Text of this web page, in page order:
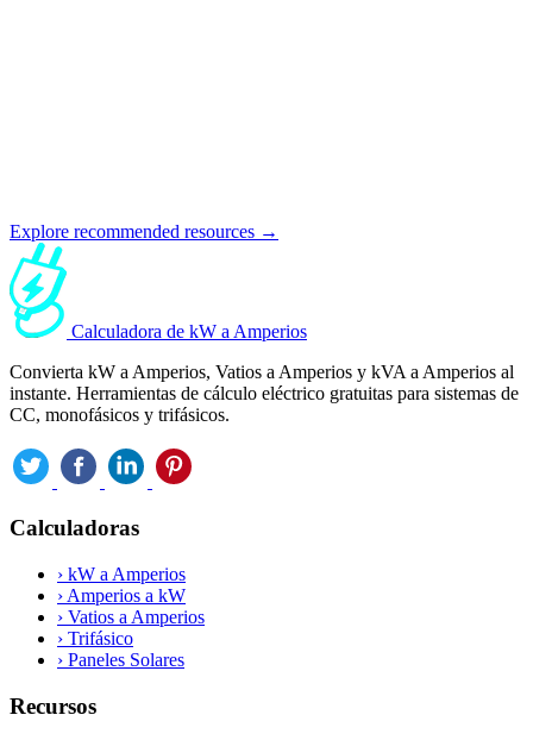
Explore recommended resources →
Calculadora de kW a Amperios
Convierta kW a Amperios, Vatios a Amperios y kVA a Amperios al
instante. Herramientas de cálculo eléctrico gratuitas para sistemas de
CC, monofásicos y trifásicos.
Calculadoras
› kW a Amperios
› Amperios a kW
› Vatios a Amperios
› Trifásico
› Paneles Solares
Recursos